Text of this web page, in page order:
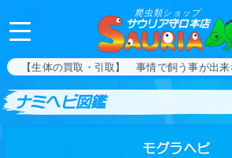
爬虫類ショップ
サウリア守口本店
【生体の買取・引取】 事情で飼う事が出
ナミヘビ図鑑
モグラヘビ